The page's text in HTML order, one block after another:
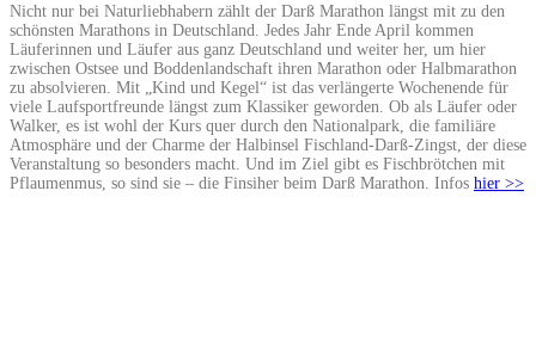
Nicht nur bei Naturliebhabern zählt der Darß Marathon längst mit zu den
schönsten Marathons in Deutschland. Jedes Jahr Ende April kommen
Läuferinnen und Läufer aus ganz Deutschland und weiter her, um hier
zwischen Ostsee und Boddenlandschaft ihren Marathon oder Halbmarathon
zu absolvieren. Mit „Kind und Kegel“ ist das verlängerte Wochenende für
viele Laufsportfreunde längst zum Klassiker geworden. Ob als Läufer oder
Walker, es ist wohl der Kurs quer durch den Nationalpark, die familiäre
Atmosphäre und der Charme der Halbinsel Fischland-Darß-Zingst, der diese
Veranstaltung so besonders macht. Und im Ziel gibt es Fischbrötchen mit
Pflaumenmus, so sind sie – die Finsiher beim Darß Marathon. Infos hier >>